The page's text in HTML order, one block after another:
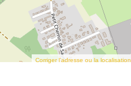
Corriger l’adresse ou la localisation